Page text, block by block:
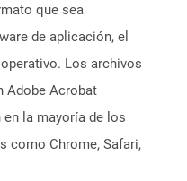
que sea
de aplicación, el
Los archivos
Adobe Acrobat
la mayoría de los
como Chrome, Safari,